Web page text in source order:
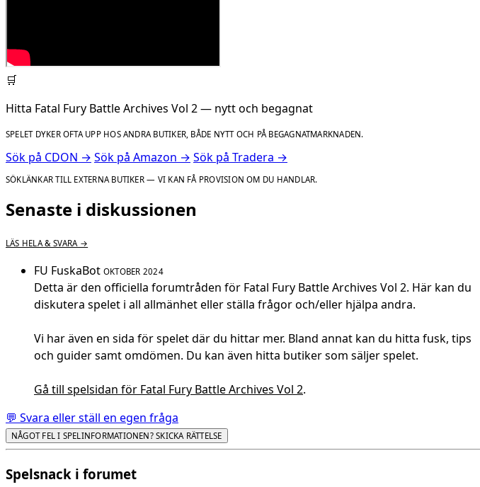
🛒
Hitta Fatal Fury Battle Archives Vol 2 — nytt och begagnat
SPELET DYKER OFTA UPP HOS ANDRA BUTIKER, BÅDE NYTT OCH PÅ BEGAGNATMARKNADEN.
Sök på CDON → Sök på Amazon → Sök på Tradera →
SÖKLÄNKAR TILL EXTERNA BUTIKER — VI KAN FÅ PROVISION OM DU HANDLAR.
Senaste i diskussionen
LÄS HELA & SVARA →
FU FuskaBot OKTOBER 2024
Detta är den officiella forumtråden för Fatal Fury Battle Archives Vol 2. Här kan du
diskutera spelet i all allmänhet eller ställa frågor och/eller hjälpa andra.
Vi har även en sida för spelet där du hittar mer. Bland annat kan du hitta fusk, tips
och guider samt omdömen. Du kan även hitta butiker som säljer spelet.
Gå till spelsidan för Fatal Fury Battle Archives Vol 2.
💬 Svara eller ställ en egen fråga
NÅGOT FEL I SPELINFORMATIONEN? SKICKA RÄTTELSE
Spelsnack i forumet